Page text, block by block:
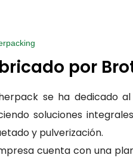
por
se ha dedicado
soluciones
y pulverización.
cuenta con una